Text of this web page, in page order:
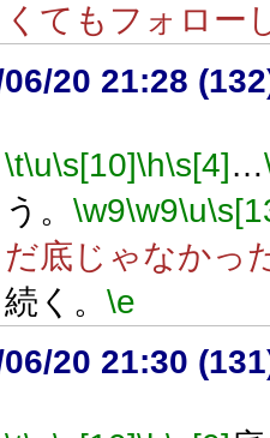
くてもフォロー
20 21:28
\t\u\s[10]\h\s[4]…
う。 \w9\w9\u
だ底じゃなかっ
続く。 \e
20 21:30